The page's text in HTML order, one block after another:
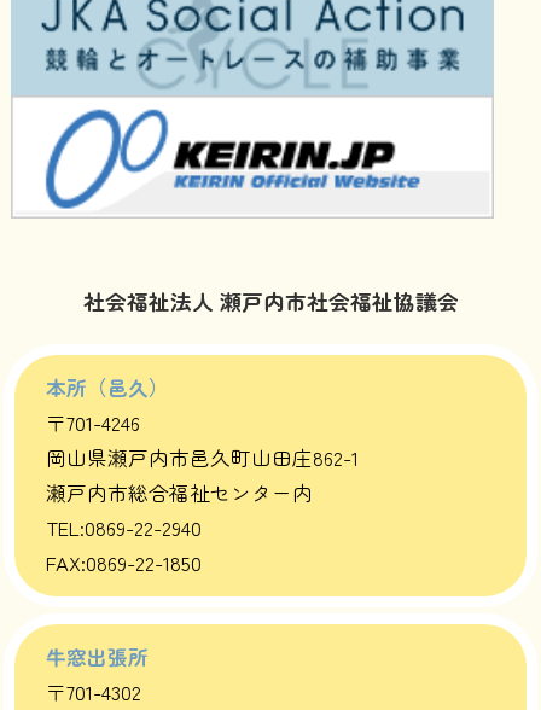
社会福祉法人 瀬戸内市社会福祉協議会
本所（邑久）
〒701-4246
岡山県瀬戸内市邑久町山田庄862-1
瀬戸内市総合福祉センター内
TEL:0869-22-2940
FAX:0869-22-1850
牛窓出張所
〒701-4302